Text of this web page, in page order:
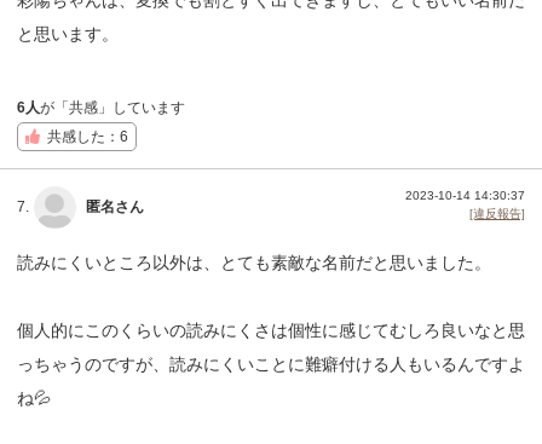
と思います。
6人が「共感」しています
共感した：6
7. 匿名さん
2023-10-14 14:30:37
[違反報告]
読みにくいところ以外は、とても素敵な名前だと思いました。
個人的にこのくらいの読みにくさは個性に感じてむしろ良いなと思
っちゃうのですが、読みにくいことに難癖付ける人もいるんですよ
ね💦